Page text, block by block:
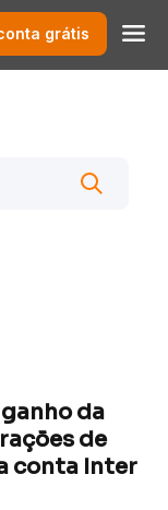
grátis
da
de
conta Inter